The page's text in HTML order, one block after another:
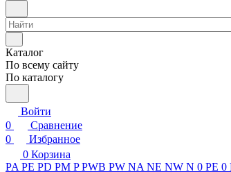
Каталог
По всему сайту
По каталогу
Войти
0
Сравнение
0
Избранное
0 Корзина
PA PE PD PM P PWB PW NA NE NW N 0 PE 0